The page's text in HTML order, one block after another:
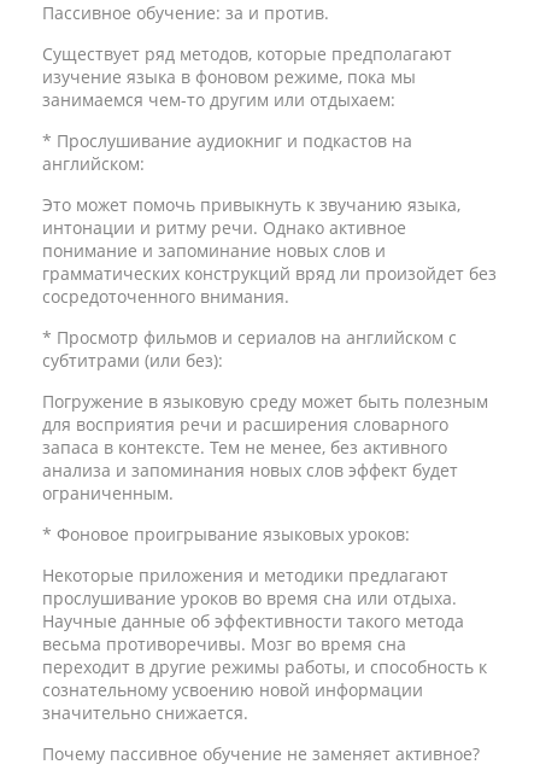
Пассивное обучение: за и против.
Существует ряд методов, которые предполагают
изучение языка в фоновом режиме, пока мы
занимаемся чем-то другим или отдыхаем:
* Прослушивание аудиокниг и подкастов на
английском:
Это может помочь привыкнуть к звучанию языка,
интонации и ритму речи. Однако активное
понимание и запоминание новых слов и
грамматических конструкций вряд ли произойдет без
сосредоточенного внимания.
* Просмотр фильмов и сериалов на английском с
субтитрами (или без):
Погружение в языковую среду может быть полезным
для восприятия речи и расширения словарного
запаса в контексте. Тем не менее, без активного
анализа и запоминания новых слов эффект будет
ограниченным.
* Фоновое проигрывание языковых уроков:
Некоторые приложения и методики предлагают
прослушивание уроков во время сна или отдыха.
Научные данные об эффективности такого метода
весьма противоречивы. Мозг во время сна
переходит в другие режимы работы, и способность к
сознательному усвоению новой информации
значительно снижается.
Почему пассивное обучение не заменяет активное?